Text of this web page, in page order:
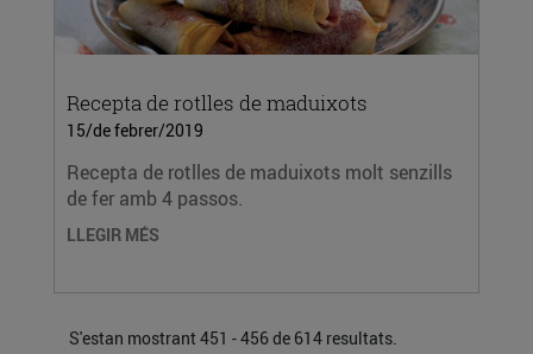
Recepta de rotlles de maduixots
15/de febrer/2019
Recepta de rotlles de maduixots molt senzills
de fer amb 4 passos.
LLEGIR MÉS
S'estan mostrant 451 - 456 de 614 resultats.